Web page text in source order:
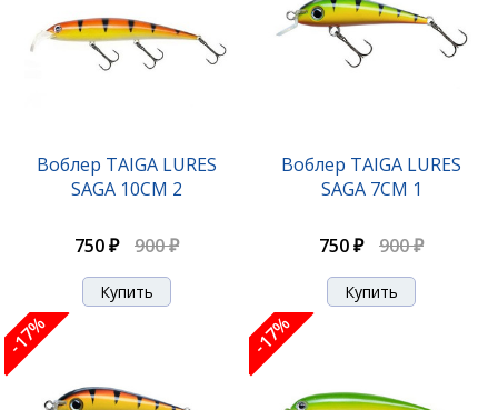
Воблер TAIGA LURES
SAGA 10CM 2
750 ₽ 900 ₽
Воблер TAIGA LURES
SAGA 7CM 1
750 ₽ 900 ₽
-17% -17%